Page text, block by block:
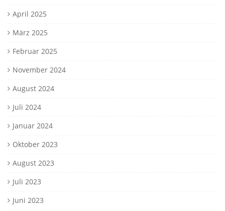
April 2025
März 2025
Februar 2025
November 2024
August 2024
Juli 2024
Januar 2024
Oktober 2023
August 2023
Juli 2023
Juni 2023